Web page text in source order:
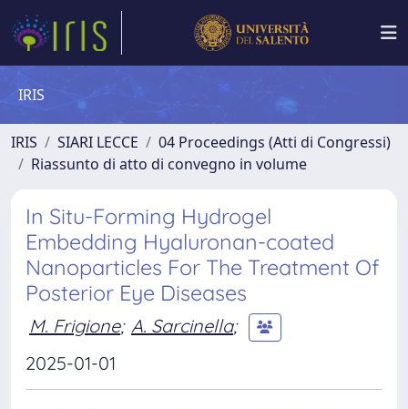
IRIS
IRIS SIARI LECCE
04 Proceedings (Atti di Congressi)
Riassunto di atto di convegno in volume
In Situ-Forming Hydrogel
Embedding Hyaluronan-coated
Nanoparticles For The Treatment Of
Posterior Eye Diseases
M. Frigione; A. Sarcinella;
2025-01-01